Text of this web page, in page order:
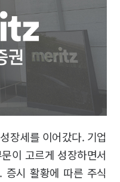
장세를 이어갔다. 기업
이 고르게 성장하면서
증시 활황에 따른 주식